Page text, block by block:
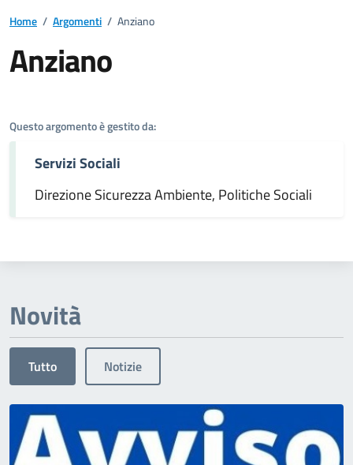
Home / Argomenti / Anziano
Anziano
Questo argomento è gestito da:
Servizi Sociali
Direzione Sicurezza Ambiente, Politiche Sociali
Novità
Tutto Notizie